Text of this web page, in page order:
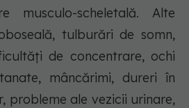
musculo-scheletală. Alte
tulburări de somn,
de concentrare, ochi
mâncărimi, dureri în
probleme ale vezicii urinare,